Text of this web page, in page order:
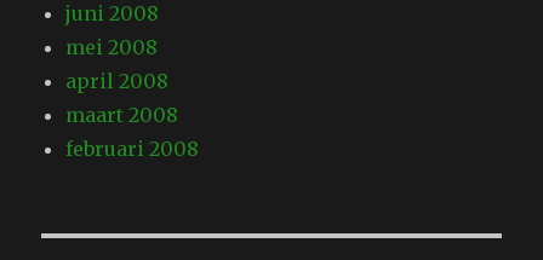
juni 2008
mei 2008
april 2008
maart 2008
februari 2008